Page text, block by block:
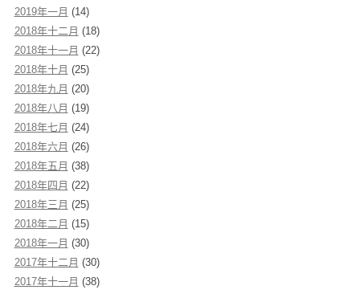
2019年一月 (14)
2018年十二月 (18)
2018年十一月 (22)
2018年十月 (25)
2018年九月 (20)
2018年八月 (19)
2018年七月 (24)
2018年六月 (26)
2018年五月 (38)
2018年四月 (22)
2018年三月 (25)
2018年二月 (15)
2018年一月 (30)
2017年十二月 (30)
2017年十一月 (38)